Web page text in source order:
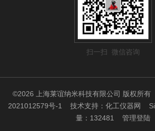
扫一扫 微信咨询
©2026 上海莱谊纳米科技有限公司 版权所
2021012579号-1
技术支持：化工仪器网
量：132481 管理登陆